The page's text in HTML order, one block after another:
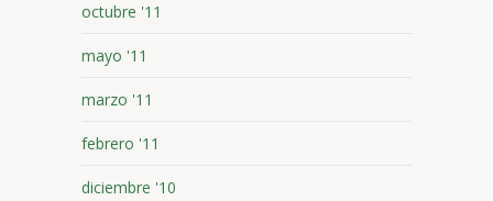
octubre '11
mayo '11
marzo '11
febrero '11
diciembre '10